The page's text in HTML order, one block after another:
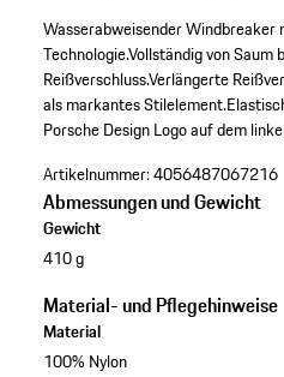
Wasserabweisender Windbreaker
Technologie.Vollständig von Saum
Reißverschluss.Verlängerte
als markantes Stilelement.
Porsche Design Logo auf dem
Artikelnummer:4056487067216
Abmessungen und Gewicht
Gewicht
410 g
Material- und Pflegehinweise
Material
100% Nylon